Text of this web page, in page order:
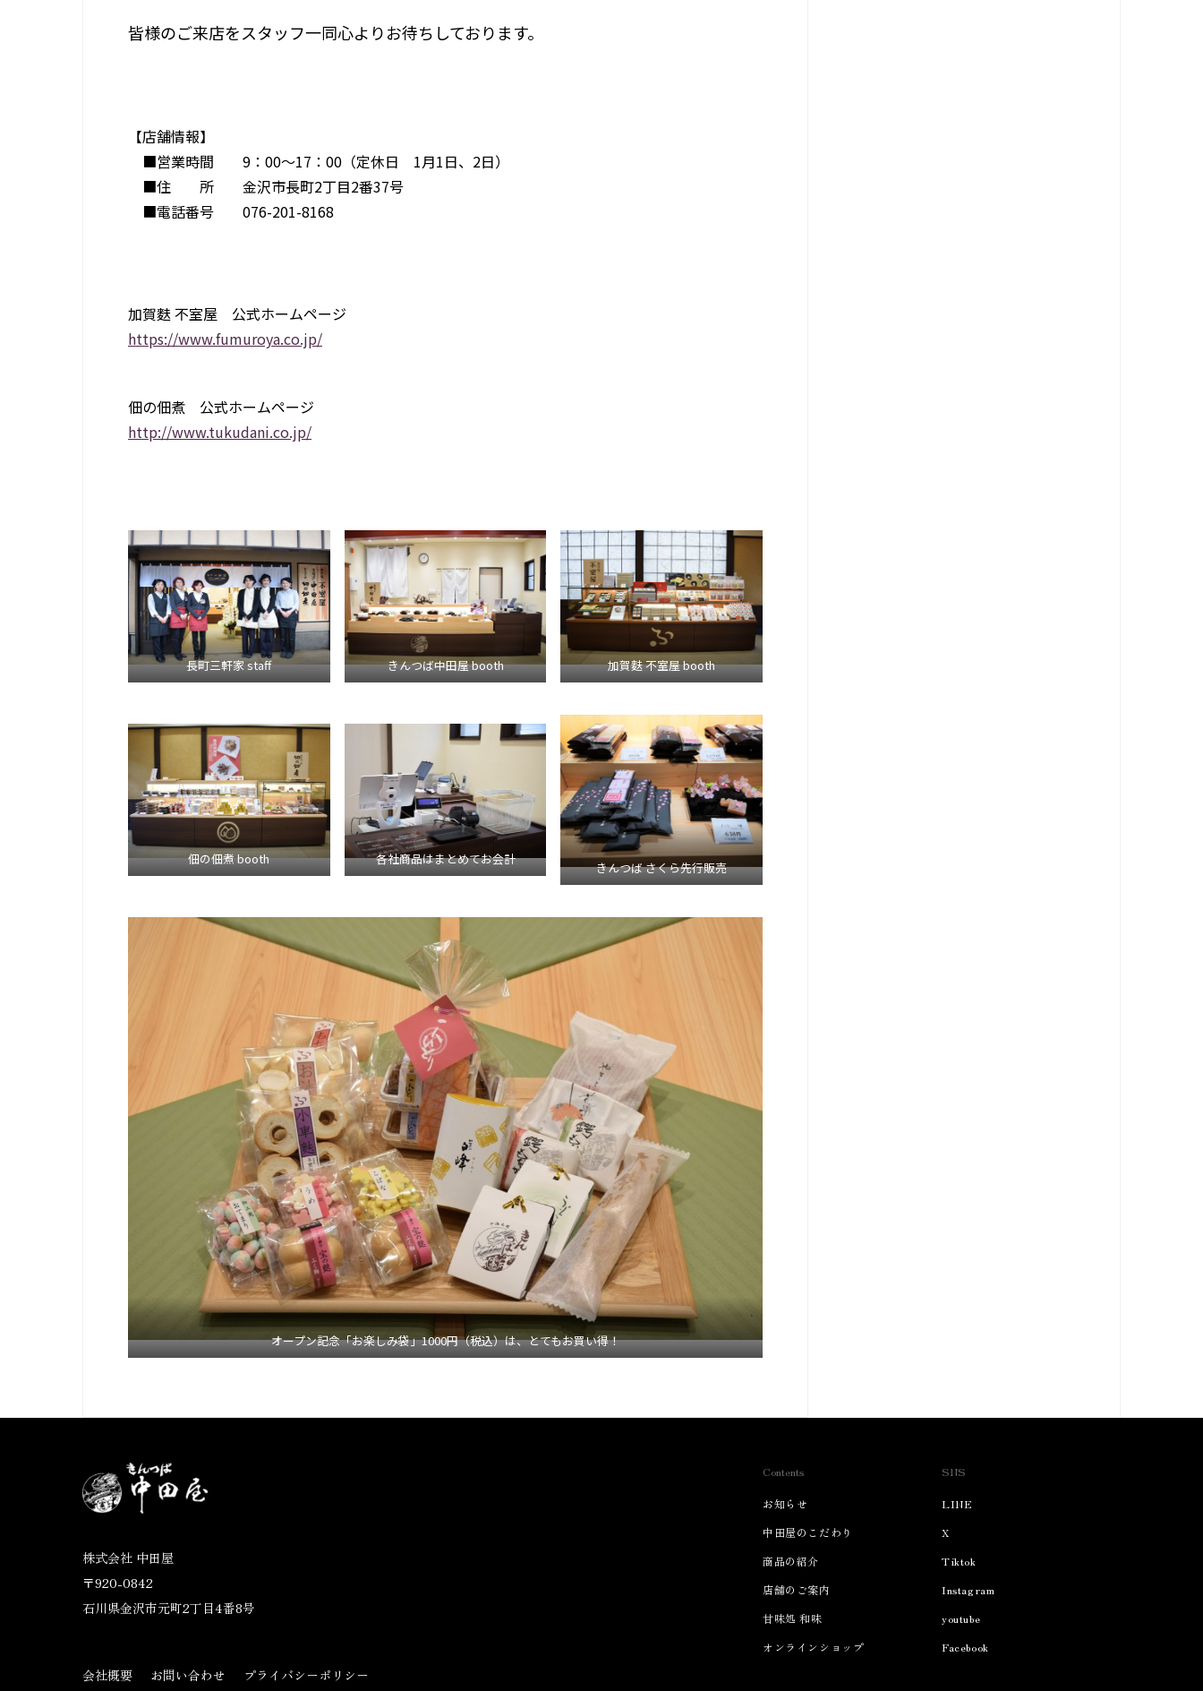
皆様のご来店をスタッフ一同心よりお待ちしております。
【店舗情報】
■営業時間 9：00～17：00（定休日 1月1日、2日）
■住 所 金沢市長町2丁目2番37号
■電話番号 076-201-8168
加賀麩 不室屋 公式ホームページ
https://www.fumuroya.co.jp/
佃の佃煮 公式ホームページ
http://www.tukudani.co.jp/
長町三軒家 staff きんつば中田屋 booth 加賀麩 不室屋 booth
佃の佃煮 booth 各社商品はまとめてお会計 きんつば さくら先行販売
オープン記念「お楽しみ袋」1000円（税込）は、とてもお買い得！
株式会社 中田屋
〒920-0842
石川県金沢市元町2丁目4番8号
会社概要 お問い合わせ プライバシーポリシー
Contents
お知らせ
中田屋のこだわり
商品の紹介
店舗のご案内
甘味処 和味
オンラインショップ
SNS
LINE
X
Tiktok
Instagram
youtube
Facebook